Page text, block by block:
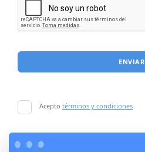
ENVIAR
Acepto términos y condiciones